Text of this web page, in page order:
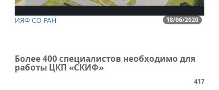
18/06/2020
ИЯФ СО РАН
Более 400 специалистов необходимо для
работы ЦКП «СКИФ»
417